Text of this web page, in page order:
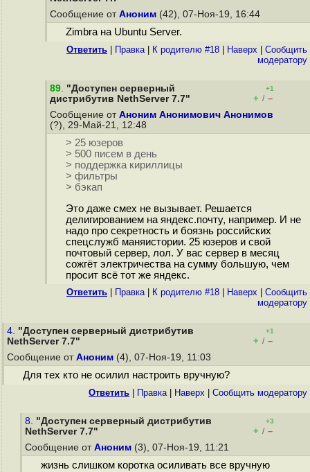
Сообщение от Аноним (42), 07-Ноя-19, 16:44
Zimbra на Ubuntu Server.
Ответить Правка| К родителю #18 Наверх
Cообщить
модератору
89. "Доступен серверный
дистрибутив NethServer 7.7"
+1
+ / –
Сообщение от Аноним Анонимович Анонимов
(?), 29-Май-21, 12:48
> 25 юзеров
> 500 писем в день
> поддержка кириллицы
> фильтры
> бэкап
Это даже смех не вызывает. Решается
делигированием на яндекс.почту, например. И не
надо про секретность и боязнь российских
спецслужб маняистории. 25 юзеров и свой
почтовый сервер, лол. У вас сервер в месяц
сожгёт электричества на сумму большую, чем
просит всё тот же яндекс.
Ответить Правка| К родителю #18 Наверх
Cообщить
модератору
4. "Доступен серверный дистрибутив
NethServer 7.7"
+1
+ / –
Сообщение от Аноним (4), 07-Ноя-19, 11:03
Для тех кто не осилил настроить вручную?
Ответить Правка| Наверх Cообщить модератору
8. "Доступен серверный дистрибутив
NethServer 7.7"
+3
+ / –
Сообщение от Аноним (3), 07-Ноя-19, 11:21
жизнь слишком коротка осиливать все вручную